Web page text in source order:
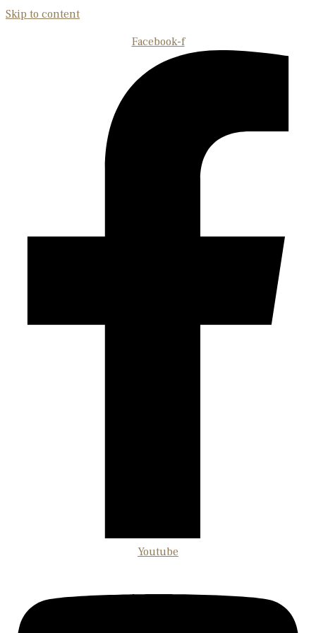
Skip to content
Facebook-f
Youtube